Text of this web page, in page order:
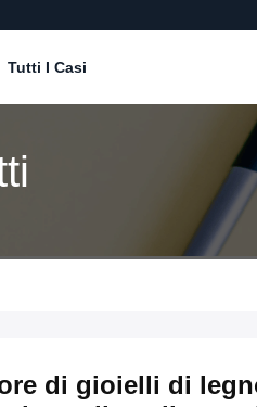
Tutti I Casi
di gioielli di